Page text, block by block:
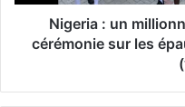
Nigeria : un
cérémonie sur les